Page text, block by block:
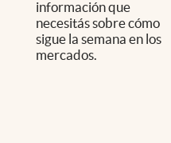
información que
necesitás sobre cómo
sigue la semana en los
mercados.